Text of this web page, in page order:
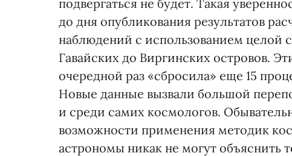
подвергаться не будет. Такая
до дня опубликования результатов
наблюдений с использованием целой
Гавайских до Виргинских островов.
очередной раз «сбросила» еще 15
Новые данные вызвали большой
и среди самих космологов.
возможности применения методик
астрономы никак не могут объяснить